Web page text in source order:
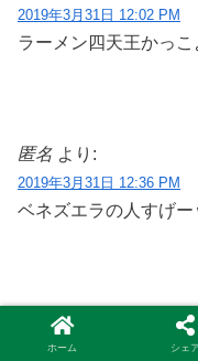
2019年3月31日 12:02 PM
ラーメン四天王かっこ
匿名 より:
2019年3月31日 12:36 PM
ベネズエラの人すげー
匿名 より:
2019年3月31日 1:45 PM
ホーム シェ